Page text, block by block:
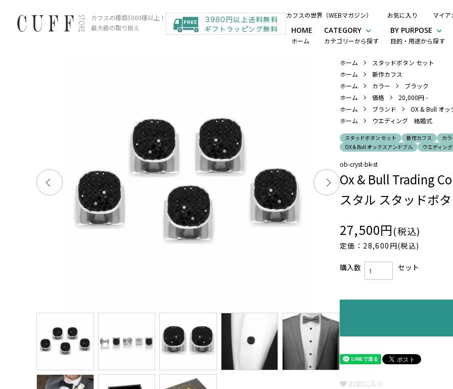
カフスの種類5000種以上！
最大級の取り揃え
HOME
ホーム
CATEGORY
カテゴリーから探す
BY PURPOSE
目的・用途から探す
カフスの世界（WEBマガジン） お気に入り マイア
ホーム
スタッドボタン セット
ホーム
新作カフス
ホーム
カラー
ブラック
ホーム
価格
20,000円 -
ホーム
ブランド
OX & Bull オッ
ホーム
ウエディング 結婚式
スタッドボタン セット 新作カフス
カ
OX & Bull オックスアンドブル
ウエディン
ob-cryst-bk-st
Ox & Bull Trading
スタル スタッドボ
27,500円(税込)
定価：28,600円(税込)
購入数 セット
お気に入り